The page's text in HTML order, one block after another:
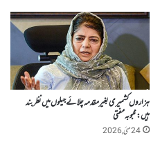
ہزاروں کشمیری بغیر مقدمہ چلائے جیلوں میں نظربند
ہیں:محبوبہ مفتی
24 مئی, 2026